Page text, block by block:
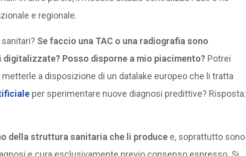
e regionale.
Se faccio una TAC o una radiografia sono
Posso disporne a mio piacimento? Potrei
a disposizione di un datalake europeo che li tratta
per sperimentare nuove diagnosi predittive? Risposta:
della struttura sanitaria che li producee, soprattutto sono